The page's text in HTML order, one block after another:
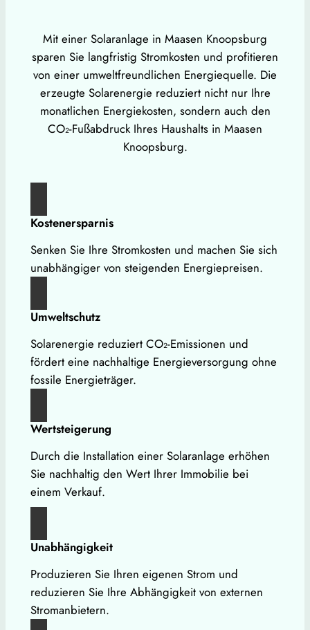
Mit einer Solaranlage in Maasen Knoopsburg
sparen Sie langfristig Stromkosten und profitieren
von einer umweltfreundlichen Energiequelle. Die
erzeugte Solarenergie reduziert nicht nur Ihre
monatlichen Energiekosten, sondern auch den
CO₂-Fußabdruck Ihres Haushalts in Maasen
Knoopsburg.
Kostenersparnis
Senken Sie Ihre Stromkosten und machen Sie sich
unabhängiger von steigenden Energiepreisen.
Umweltschutz
Solarenergie reduziert CO₂-Emissionen und
fördert eine nachhaltige Energieversorgung ohne
fossile Energieträger.
Wertsteigerung
Durch die Installation einer Solaranlage erhöhen
Sie nachhaltig den Wert Ihrer Immobilie bei
einem Verkauf.
Unabhängigkeit
Produzieren Sie Ihren eigenen Strom und
reduzieren Sie Ihre Abhängigkeit von externen
Stromanbietern.